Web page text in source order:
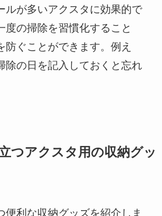
ルが多いアクスタに効果的で
度の掃除を習慣化すること
防ぐことができます。例え
除の日を記入しておくと忘れ
つアクスタ用の収納グッ
便利な収納グッズを紹介しま